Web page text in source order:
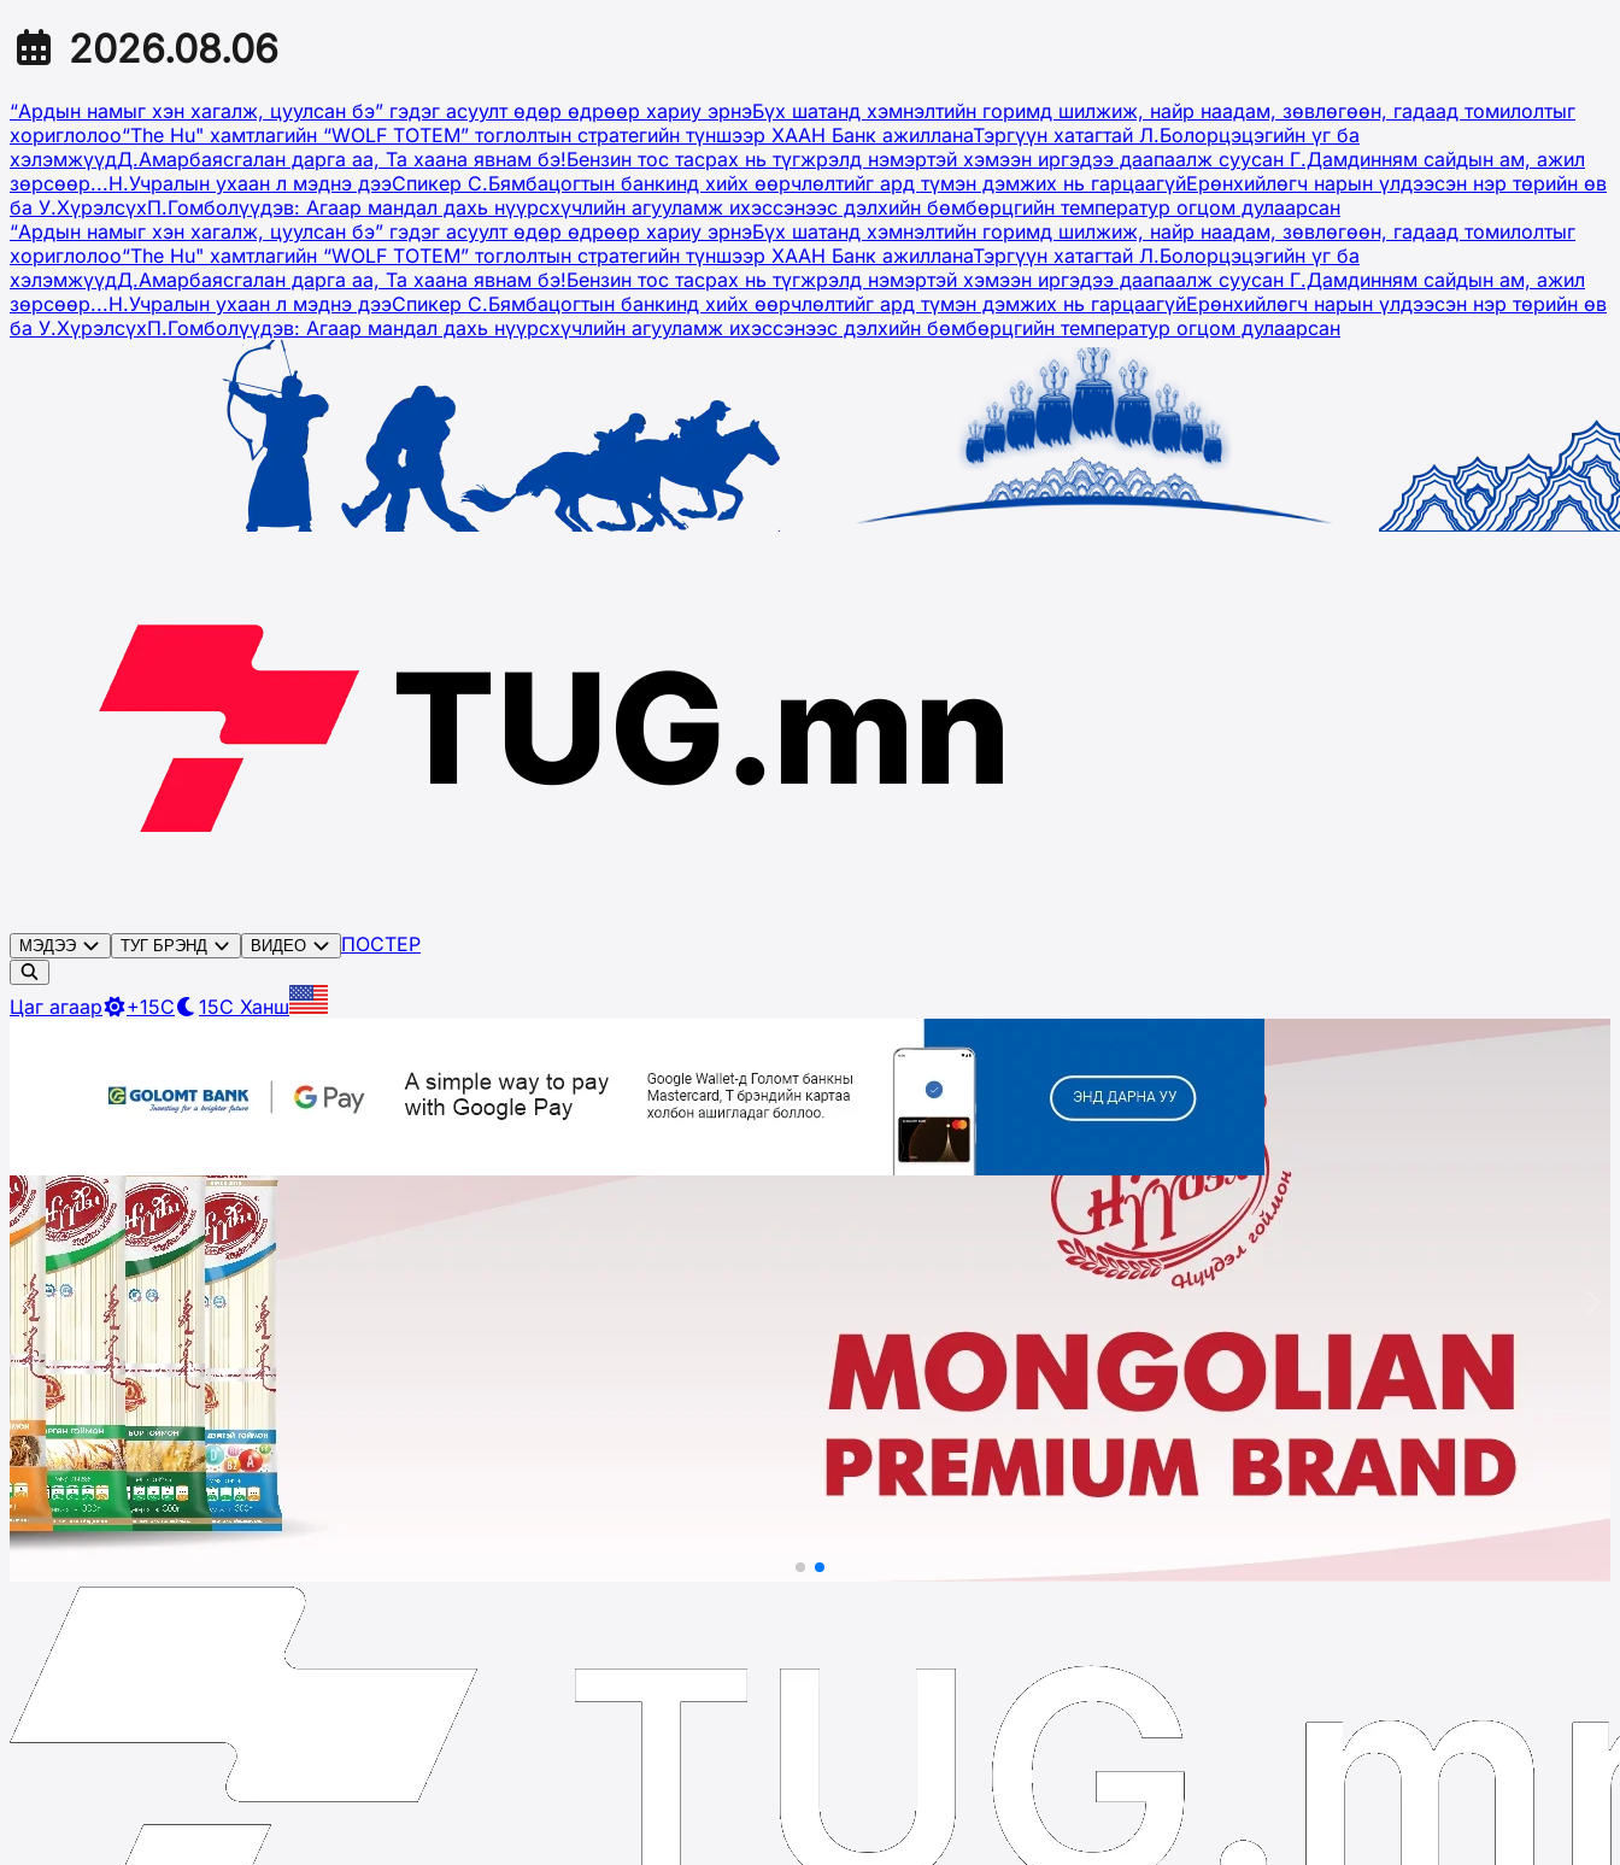
2026.08.06
“Ардын намыг хэн хагалж, цуулсан бэ” гэдэг асуулт өдөр өдрөөр хариу эрнэБүх шатанд хэмнэлтийн горимд шилжиж, найр наадам, зөвлөгөөн, гадаад томилолтыг
хориглолоо“The Hu" хамтлагийн “WOLF TOTEM” тоглолтын стратегийн түншээр ХААН Банк ажилланаТэргүүн хатагтай Л.Болорцэцэгийн үг ба
хэлэмжүүдД.Амарбаясгалан дарга аа, Та хаана явнам бэ!Бензин тос тасрах нь түгжрэлд нэмэртэй хэмээн иргэдээ даапаалж суусан Г.Дамдинням сайдын ам, ажил
зөрсөөр...Н.Учралын ухаан л мэднэ дээСпикер С.Бямбацогтын банкинд хийх өөрчлөлтийг ард түмэн дэмжих нь гарцаагүйЕрөнхийлөгч нарын үлдээсэн нэр төрийн өв
ба У.ХүрэлсүхП.Гомболүүдэв: Агаар мандал дахь нүүрсхүчлийн агууламж ихэссэнээс дэлхийн бөмбөрцгийн температур огцом дулаарсан
“Ардын намыг хэн хагалж, цуулсан бэ” гэдэг асуулт өдөр өдрөөр хариу эрнэБүх шатанд хэмнэлтийн горимд шилжиж, найр наадам, зөвлөгөөн, гадаад томилолтыг
хориглолоо“The Hu" хамтлагийн “WOLF TOTEM” тоглолтын стратегийн түншээр ХААН Банк ажилланаТэргүүн хатагтай Л.Болорцэцэгийн үг ба
хэлэмжүүдД.Амарбаясгалан дарга аа, Та хаана явнам бэ!Бензин тос тасрах нь түгжрэлд нэмэртэй хэмээн иргэдээ даапаалж суусан Г.Дамдинням сайдын ам, ажил
зөрсөөр...Н.Учралын ухаан л мэднэ дээСпикер С.Бямбацогтын банкинд хийх өөрчлөлтийг ард түмэн дэмжих нь гарцаагүйЕрөнхийлөгч нарын үлдээсэн нэр төрийн өв
ба У.ХүрэлсүхП.Гомболүүдэв: Агаар мандал дахь нүүрсхүчлийн агууламж ихэссэнээс дэлхийн бөмбөрцгийн температур огцом дулаарсан
МЭДЭЭ ТУГ БРЭНД ВИДЕО ПОСТЕР
Цаг агаар +15C 15C Ханш